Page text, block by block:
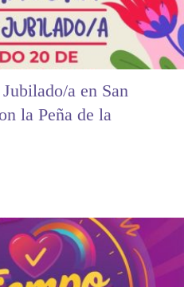
a en San
la Peña de la